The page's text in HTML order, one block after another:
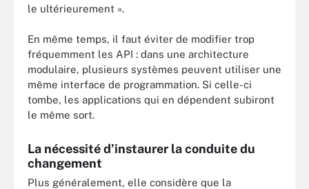
le ultérieurement ».
En même temps, il faut éviter de modifier trop
fréquemment les API : dans une architecture
modulaire, plusieurs systèmes peuvent utiliser une
même interface de programmation. Si celle-ci
tombe, les applications qui en dépendent subiront
le même sort.
La nécessité d’instaurer la conduite du
changement
Plus généralement, elle considère que la